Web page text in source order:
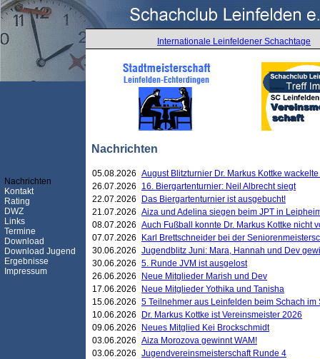
Internationale Leinfeldener Schachtage
Nachrichten
Nachrichten
Kontakt
Rating
DWZ
Links
Termine
Download
Download Jugend
Ergebnisse
Impressum
05.08.2026 August Blitzturnier Dr. Markus Kottke
26.07.2026
16. Biergartenturnier: Neil Albrecht siegt
22.07.2026
Das Biergartenturnier ist ausgebucht!
21.07.2026 Aiza und Adelina siegen beim JPT in
08.07.2026 Auch Fußball konnte Dr. Markus Kottke nicht
07.07.2026
Karl Brettschneider bei der
30.06.2026 Jugendblitz Juni: Mara, Hannah und Dev
30.06.2026 5. Runde JVM ist ausgelost
26.06.2026
Neue Mitglieder Marish und Dev
17.06.2026
Neue Mitglieder Yothika und Tanisha
15.06.2026 5 Teilnehmer aus Leinfelden beim Schach
10.06.2026
Dr. Markus Kottke ist Vereinsmeister 2026
09.06.2026
Neues Mitglied Kei Brockschmidt
03.06.2026 Aiza Morozova gewinnt WAM!
03.06.2026 Jugendvereinsmeisterschaft Runde 4